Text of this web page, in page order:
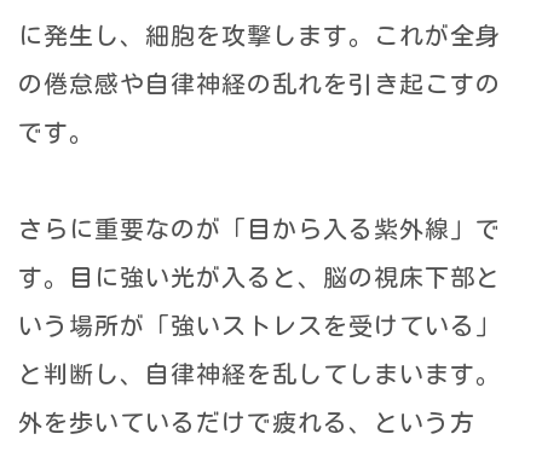
に発生し、細胞を攻撃します。これが全身
の倦怠感や自律神経の乱れを引き起こすの
です。
さらに重要なのが「目から入る紫外線」で
す。目に強い光が入ると、脳の視床下部と
いう場所が「強いストレスを受けている」
と判断し、自律神経を乱してしまいます。
外を歩いているだけで疲れる、という方